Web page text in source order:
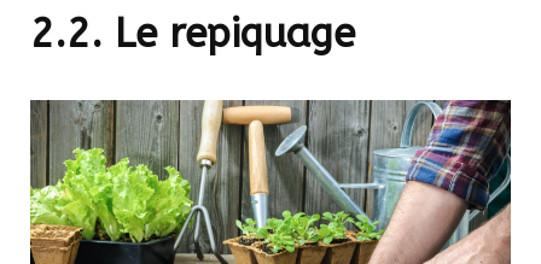
2.2. Le repiquage